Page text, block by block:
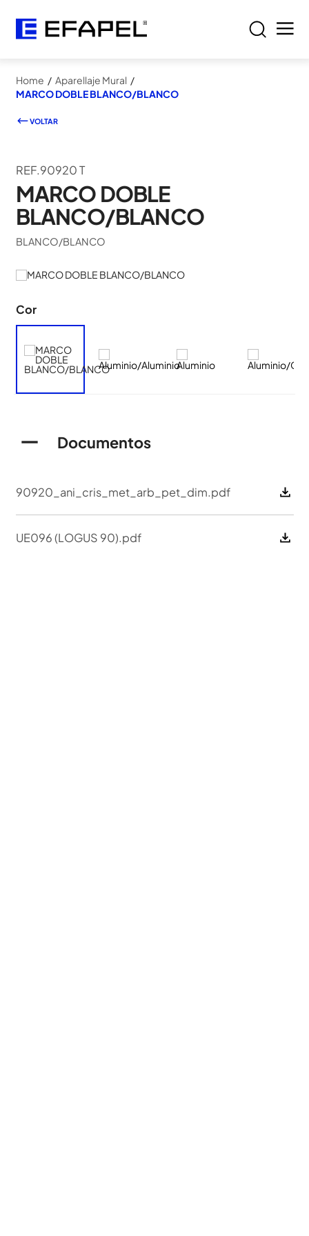
Home / Aparellaje Mural /
MARCO DOBLE BLANCO/BLANCO
VOLTAR
REF.90920 T
MARCO DOBLE
BLANCO/BLANCO
BLANCO/BLANCO
Cor
Documentos
90920_ani_cris_met_arb_pet_dim.pdf
UE096 (LOGUS 90).pdf